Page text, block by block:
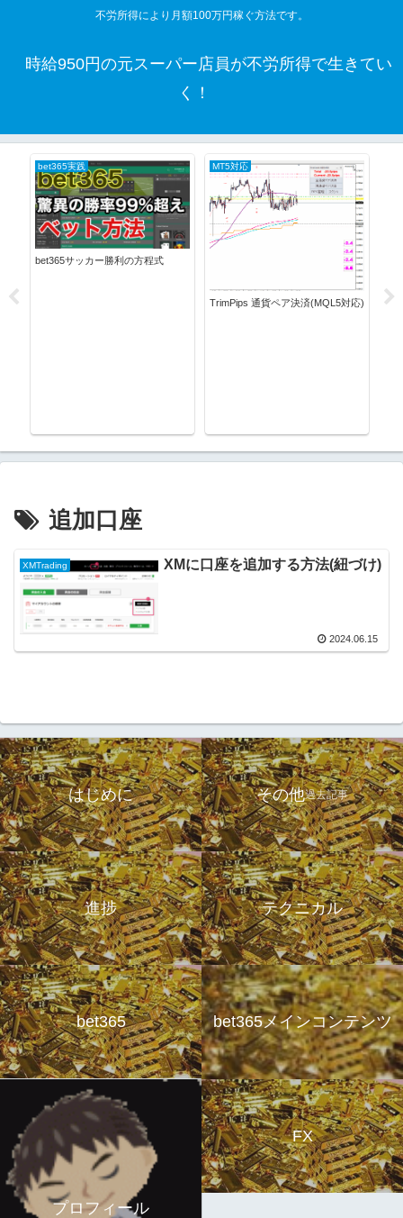
不労所得により月額100万円稼ぐ方法です。
時給950円の元スーパー店員が不労所得で生きてい
く！
bet365実践
bet365サッカー勝利の方程式
MT5対応
TrimPips 通貨ペア決済(MQL5対応)
追加口座
XMTrading XMに口座を追加する方法(紐づけ)
2024.06.15
はじめに その他過去記事
進捗 テクニカル
bet365 bet365メインコンテンツ
プロフィール
FX